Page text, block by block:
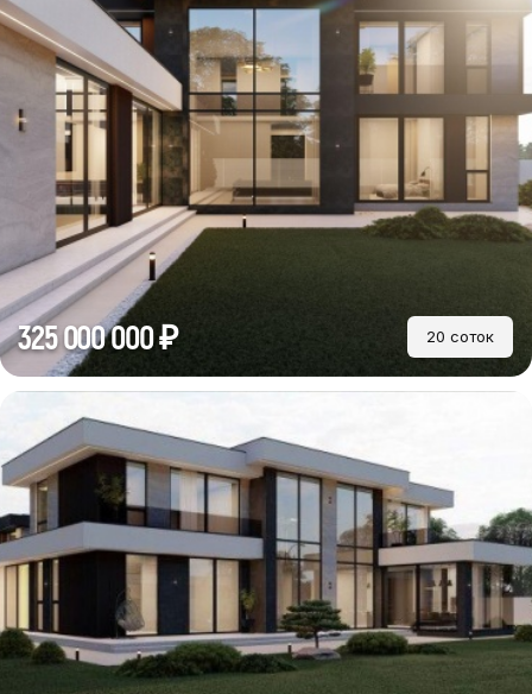
325 000 000 ₽ 20 соток